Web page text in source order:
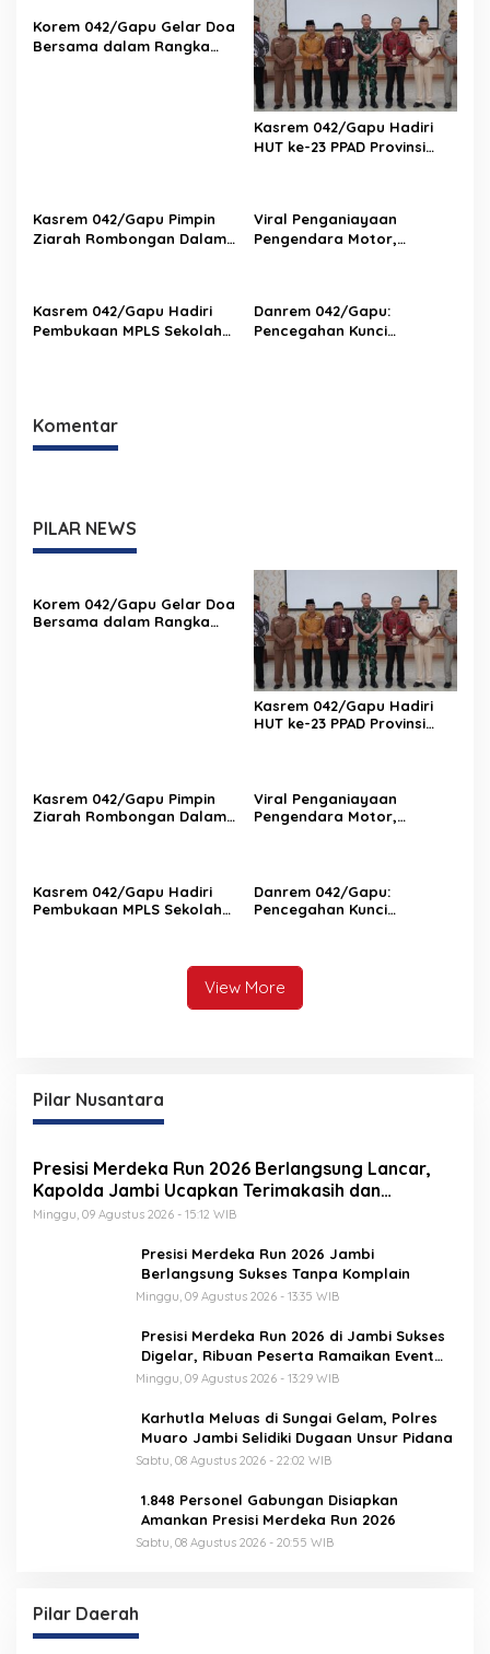
Korem 042/Gapu Gelar Doa
Bersama dalam Rangka
Kasrem 042/Gapu Hadiri
HUT ke-23 PPAD Provinsi
Kasrem 042/Gapu Pimpin
Ziarah Rombongan Dalam
Viral Penganiayaan
Pengendara Motor,
Kasrem 042/Gapu Hadiri
Pembukaan MPLS Sekolah
Danrem 042/Gapu:
Pencegahan Kunci
Komentar
PILAR NEWS
Korem 042/Gapu Gelar Doa
Bersama dalam Rangka
Kasrem 042/Gapu Hadiri
HUT ke-23 PPAD Provinsi
Kasrem 042/Gapu Pimpin
Ziarah Rombongan Dalam
Viral Penganiayaan
Pengendara Motor,
Kasrem 042/Gapu Hadiri
Pembukaan MPLS Sekolah
Danrem 042/Gapu:
Pencegahan Kunci
View More
Pilar Nusantara
Presisi Merdeka Run 2026 Berlangsung Lancar,
Kapolda Jambi Ucapkan Terimakasih dan
Apresiasi Dukungan Masyarakat
Minggu, 09 Agustus 2026 - 15:12 WIB
Presisi Merdeka Run 2026 Jambi
Berlangsung Sukses Tanpa Komplain
Minggu, 09 Agustus 2026 - 13:35 WIB
Presisi Merdeka Run 2026 di Jambi Sukses
Digelar, Ribuan Peserta Ramaikan Event
Nasional
Minggu, 09 Agustus 2026 - 13:29 WIB
Karhutla Meluas di Sungai Gelam, Polres
Muaro Jambi Selidiki Dugaan Unsur Pidana
Sabtu, 08 Agustus 2026 - 22:02 WIB
1.848 Personel Gabungan Disiapkan
Amankan Presisi Merdeka Run 2026
Sabtu, 08 Agustus 2026 - 20:55 WIB
Pilar Daerah